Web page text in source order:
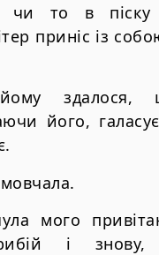
чи то в піску
приніс із
йому
його,
мого
і знову,